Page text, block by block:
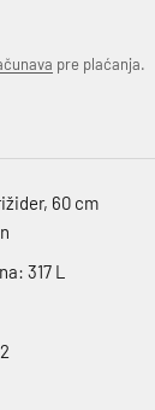
pre plaćanja.
60 cm
317 L